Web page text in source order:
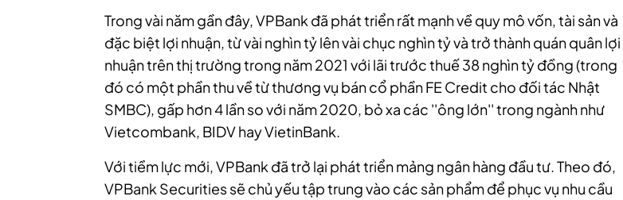
Trong vài năm gần đây, VPBank đã phát triển rất mạnh về quy mô vốn, tài sản và
đặc biệt lợi nhuận, từ vài nghìn tỷ lên vài chục nghìn tỷ và trở thành quán quân lợi
nhuận trên thị trường trong năm 2021 với lãi trước thuế 38 nghìn tỷ đồng (trong
đó có một phần thu về từ thương vụ bán cổ phần FE Credit cho đối tác Nhật
SMBC), gấp hơn 4 lần so với năm 2020, bỏ xa các ''ông lớn'' trong ngành như
Vietcombank, BIDV hay VietinBank.
Với tiềm lực mới, VPBank đã trở lại phát triển mảng ngân hàng đầu tư. Theo đó,
VPBank Securities sẽ chủ yếu tập trung vào các sản phẩm để phục vụ nhu cầu